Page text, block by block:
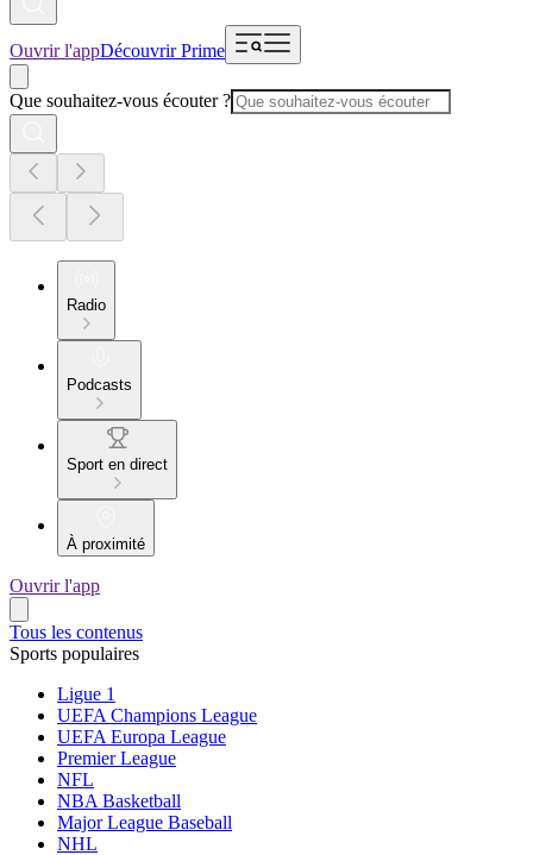
Ouvrir l'appDécouvrir Prime
Que souhaitez-vous écouter ?
Radio
Podcasts
Sport en direct
À proximité
Ouvrir l'app
Tous les contenus
Sports populaires
Ligue 1
UEFA Champions League
UEFA Europa League
Premier League
NFL
NBA Basketball
Major League Baseball
NHL